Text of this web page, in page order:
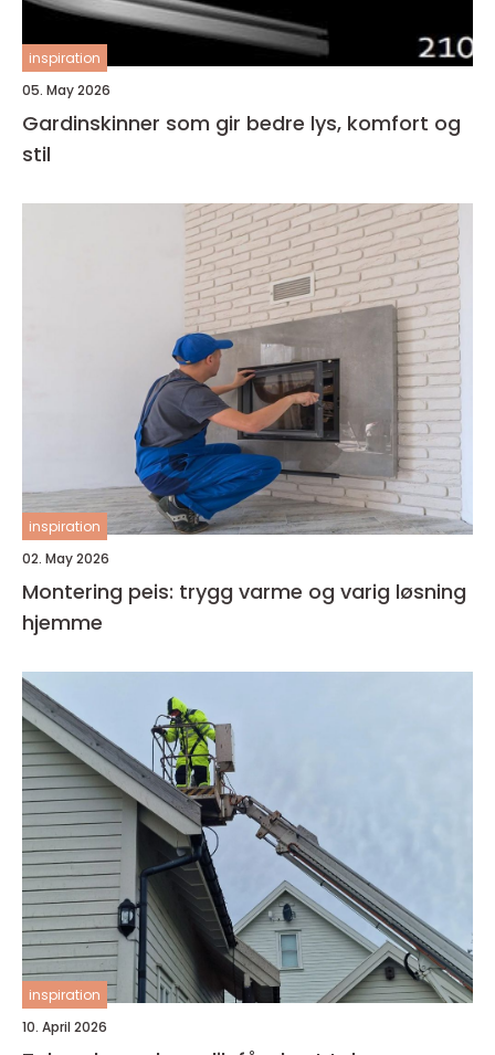
inspiration
05. May 2026
Gardinskinner som gir bedre lys, komfort og
stil
inspiration
02. May 2026
Montering peis: trygg varme og varig løsning
hjemme
inspiration
10. April 2026